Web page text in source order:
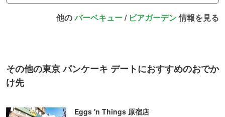
他のバーベキュー/ ビアガーデン情報を見る
その他の東京 パンケーキ デートにおすすめのおでか
け先
Eggs 'n Things 原宿店